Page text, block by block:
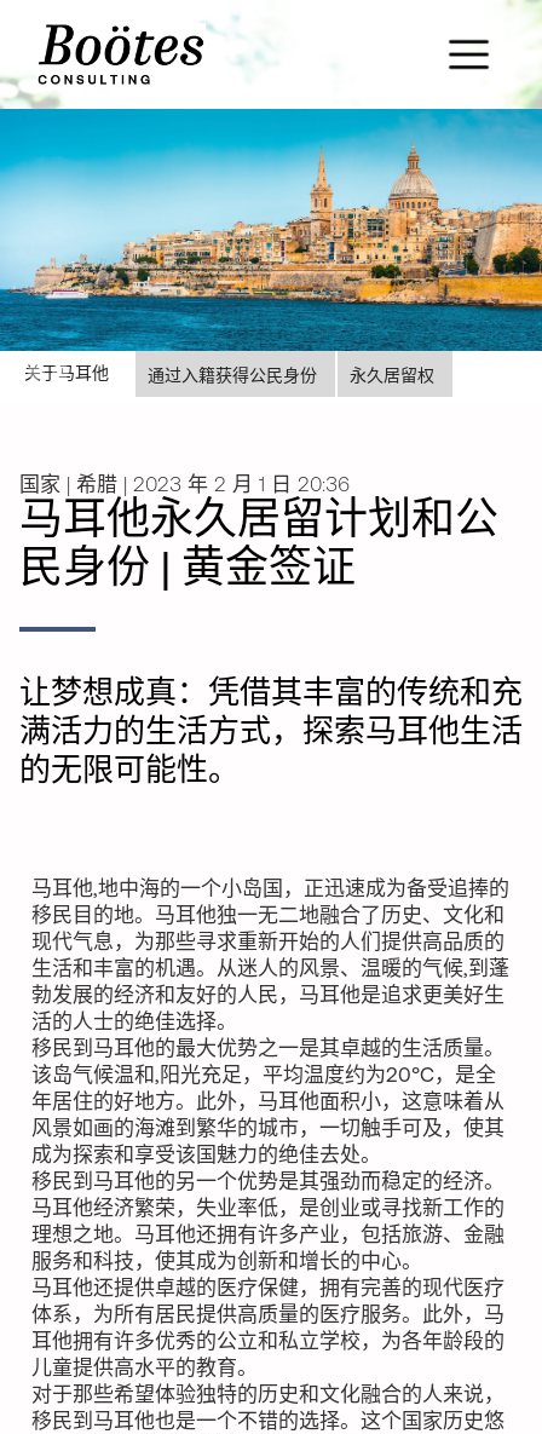
Slide 2 of 3.
关于马耳他 通过入籍获得公民身份 永久居留权
国家 | 希腊 | 2023 年 2 月 1 日 20:36
马耳他永久居留计划和公
民身份 | 黄金签证
让梦想成真：凭借其丰富的传统和充
满活力的生活方式，探索马耳他生活
的无限可能性。
马耳他,地中海的一个小岛国，正迅速成为备受追捧的
移民目的地。马耳他独一无二地融合了历史、文化和
现代气息，为那些寻求重新开始的人们提供高品质的
生活和丰富的机遇。从迷人的风景、温暖的气候,到蓬
勃发展的经济和友好的人民，马耳他是追求更美好生
活的人士的绝佳选择。
移民到马耳他的最大优势之一是其卓越的生活质量。
该岛气候温和,阳光充足，平均温度约为20°C，是全
年居住的好地方。此外，马耳他面积小，这意味着从
风景如画的海滩到繁华的城市，一切触手可及，使其
成为探索和享受该国魅力的绝佳去处。
移民到马耳他的另一个优势是其强劲而稳定的经济。
马耳他经济繁荣，失业率低，是创业或寻找新工作的
理想之地。马耳他还拥有许多产业，包括旅游、金融
服务和科技，使其成为创新和增长的中心。
马耳他还提供卓越的医疗保健，拥有完善的现代医疗
体系，为所有居民提供高质量的医疗服务。此外，马
耳他拥有许多优秀的公立和私立学校，为各年龄段的
儿童提供高水平的教育。
对于那些希望体验独特的历史和文化融合的人来说，
移民到马耳他也是一个不错的选择。这个国家历史悠